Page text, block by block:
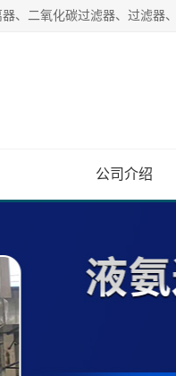
公司介绍